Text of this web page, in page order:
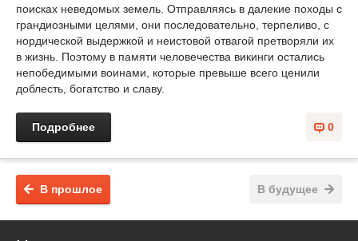
поисках неведомых земель. Отправляясь в далекие походы с
грандиозными целями, они последовательно, терпеливо, с
нордической выдержкой и неистовой отвагой претворяли их
в жизнь. Поэтому в памяти человечества викинги остались
непобедимыми воинами, которые превыше всего ценили
доблесть, богатство и славу.
0
Подробнее
В будущее
В прошлое